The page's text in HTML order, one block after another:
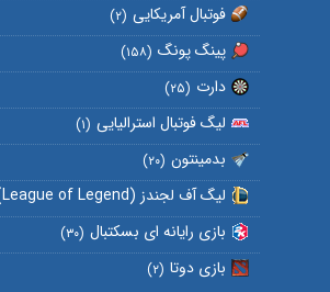
فوتبال آمریکایی (۲)
پینگ پونگ (۱۵۸)
دارت (۲۵)
لیگ فوتبال استرالیایی (۱)
بدمینتون (۲۰)
لیگ آف لجندز (League of Legend)
بازی رایانه ای بسکتبال (۳۰)
بازی دوتا (۲)